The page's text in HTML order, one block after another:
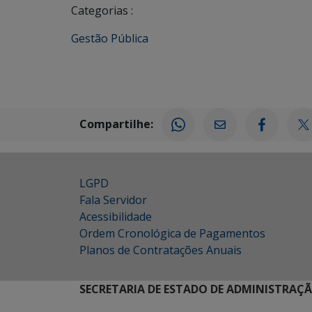
Categorias :
Gestão Pública
Compartilhe:
LGPD
Fala Servidor
Acessibilidade
Ordem Cronológica de Pagamentos
Planos de Contratações Anuais
SECRETARIA DE ESTADO DE